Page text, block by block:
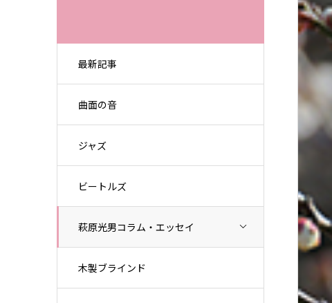
最新記事
曲面の音
ジャズ
ビートルズ
萩原光男コラム・エッセイ
木製ブラインド